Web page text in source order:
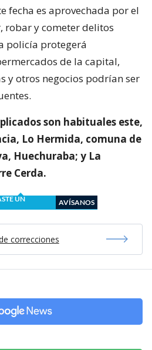
fecha es aprovechada por el
robar y cometer delitos
policía protegerá
de la capital,
y otros negocios podrían ser
son habituales este,
Lo Hermida, comuna de
Huechuraba; y La
Cerda.
UN
AVÍSANOS
correcciones